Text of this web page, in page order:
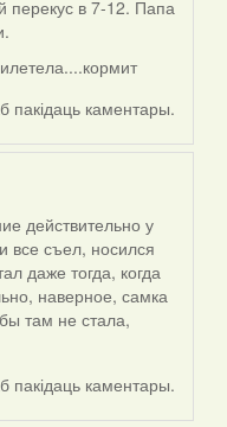
перекус в 7-12. Папа
пакідаць каментары.
действительно у
все съел, носился
даже тогда, когда
наверное, самка
там не стала,
пакідаць каментары.